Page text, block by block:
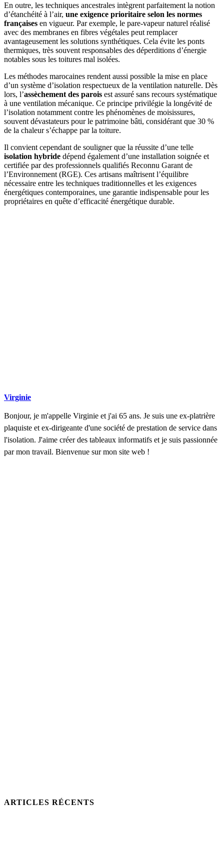
En outre, les techniques ancestrales intègrent parfaitement la notion
d’étanchéité à l’air, une exigence prioritaire selon les normes
françaises en vigueur. Par exemple, le pare-vapeur naturel réalisé
avec des membranes en fibres végétales peut remplacer
avantageusement les solutions synthétiques. Cela évite les ponts
thermiques, très souvent responsables des déperditions d’énergie
notables sous les toitures mal isolées.
Les méthodes marocaines rendent aussi possible la mise en place
d’un système d’isolation respectueux de la ventilation naturelle. Dès
lors, l’assèchement des parois est assuré sans recours systématique
à une ventilation mécanique. Ce principe privilégie la longévité de
l’isolation notamment contre les phénomènes de moisissures,
souvent dévastateurs pour le patrimoine bâti, considérant que 30 %
de la chaleur s’échappe par la toiture.
Il convient cependant de souligner que la réussite d’une telle
isolation hybride dépend également d’une installation soignée et
certifiée par des professionnels qualifiés Reconnu Garant de
l’Environnement (RGE). Ces artisans maîtrisent l’équilibre
nécessaire entre les techniques traditionnelles et les exigences
énergétiques contemporaines, une garantie indispensable pour les
propriétaires en quête d’efficacité énergétique durable.
Virginie
Bonjour, je m'appelle Virginie et j'ai 65 ans. Je suis une ex-platrière
plaquiste et ex-dirigeante d'une société de prestation de service dans
l'isolation. J'aime créer des tableaux informatifs et je suis passionnée
par mon travail. Bienvenue sur mon site web !
ARTICLES RÉCENTS